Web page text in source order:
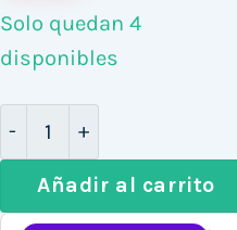
Solo quedan 4
disponibles
Añadir al carrito